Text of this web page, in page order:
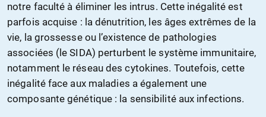
notre faculté à éliminer les intrus. Cette inégalité est
parfois acquise : la dénutrition, les âges extrêmes de la
vie, la grossesse ou l’existence de pathologies
associées (le SIDA) perturbent le système immunitaire,
notamment le réseau des cytokines. Toutefois, cette
inégalité face aux maladies a également une
composante génétique : la sensibilité aux infections.